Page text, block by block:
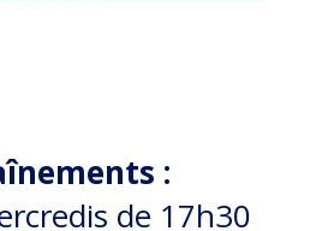
:
de 17h30